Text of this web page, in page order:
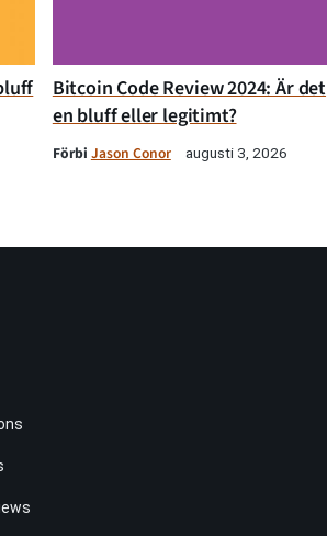
Bitcoin Code Review 2024: Är det
en bluff eller legitimt?
Förbi Jason Conor augusti 3, 2026